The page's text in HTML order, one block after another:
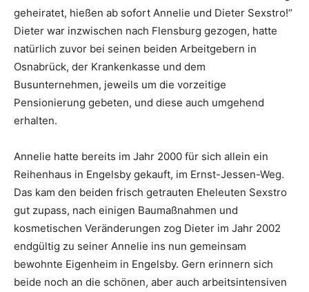
geheiratet, hießen ab sofort Annelie und Dieter Sexstro!“
Dieter war inzwischen nach Flensburg gezogen, hatte
natürlich zuvor bei seinen beiden Arbeitgebern in
Osnabrück, der Krankenkasse und dem
Busunternehmen, jeweils um die vorzeitige
Pensionierung gebeten, und diese auch umgehend
erhalten.
Annelie hatte bereits im Jahr 2000 für sich allein ein
Reihenhaus in Engelsby gekauft, im Ernst-Jessen-Weg.
Das kam den beiden frisch getrauten Eheleuten Sexstro
gut zupass, nach einigen Baumaßnahmen und
kosmetischen Veränderungen zog Dieter im Jahr 2002
endgültig zu seiner Annelie ins nun gemeinsam
bewohnte Eigenheim in Engelsby. Gern erinnern sich
beide noch an die schönen, aber auch arbeitsintensiven